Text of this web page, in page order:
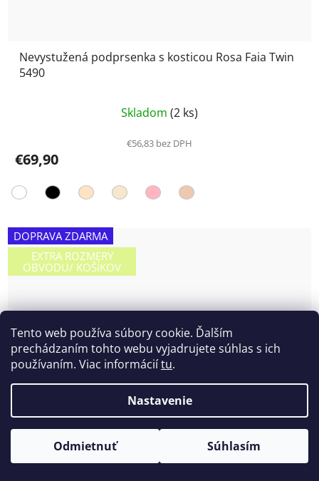
Tento web používa súbory cookie. Ďalším
prechádzaním tohto webu vyjadrujete súhlas s ich
používaním. Viac informáciítu.
Nastavenie
Odmietnuť Súhlasím
Nevystužená podprsenka s kosticou Rosa Faia Twin
5490
hodnotenie
produktu
z
Skladom (2 ks)
€56,83 bez DPH
€69,90
DOPRAVA ZDARMA
EXTRA ROZMERY
OBVODU/ KOŠÍKOV